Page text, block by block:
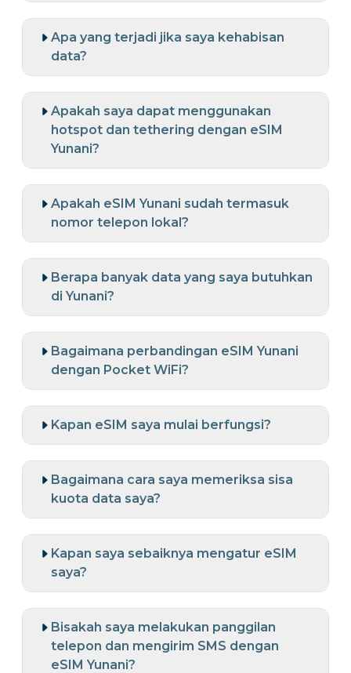
Apa yang terjadi jika saya kehabisan
data?
Apakah saya dapat menggunakan
hotspot dan tethering dengan eSIM
Yunani?
Apakah eSIM Yunani sudah termasuk
nomor telepon lokal?
Berapa banyak data yang saya butuhkan
di Yunani?
Bagaimana perbandingan eSIM Yunani
dengan Pocket WiFi?
Kapan eSIM saya mulai berfungsi?
Bagaimana cara saya memeriksa sisa
kuota data saya?
Kapan saya sebaiknya mengatur eSIM
saya?
Bisakah saya melakukan panggilan
telepon dan mengirim SMS dengan
eSIM Yunani?